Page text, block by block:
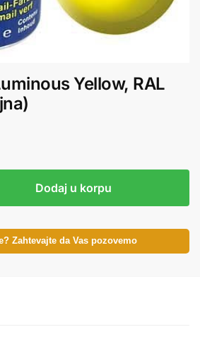
Yellow, RAL
Dodaj u korpu
Zahtevajte da Vas pozovemo